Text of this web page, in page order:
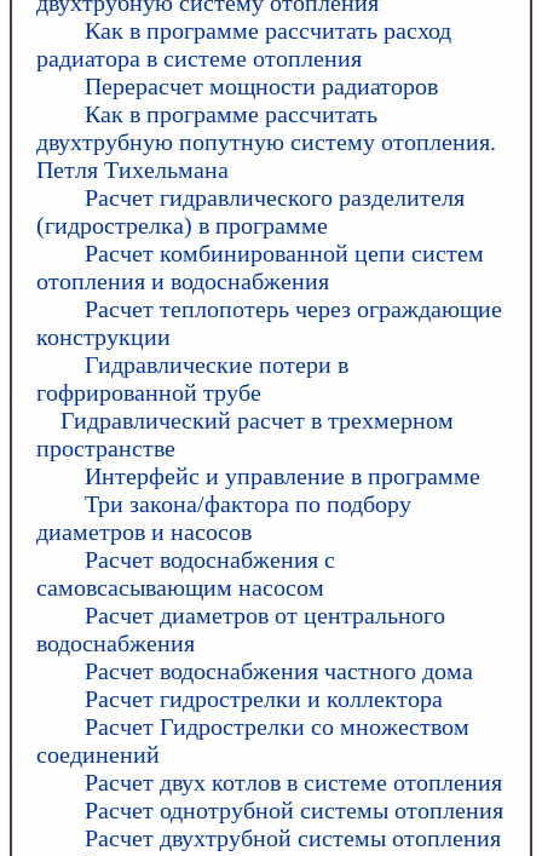
Как в программе рассчитать расход
радиатора в системе отопления
Перерасчет мощности радиаторов
Как в программе рассчитать
двухтрубную попутную систему отопления.
Петля Тихельмана
Расчет гидравлического разделителя
(гидрострелка) в программе
Расчет комбинированной цепи систем
отопления и водоснабжения
Расчет теплопотерь через ограждающие
конструкции
Гидравлические потери в
гофрированной трубе
Гидравлический расчет в трехмерном
пространстве
Интерфейс и управление в программе
Три закона/фактора по подбору
диаметров и насосов
Расчет водоснабжения с
самовсасывающим насосом
Расчет диаметров от центрального
водоснабжения
Расчет водоснабжения частного дома
Расчет гидрострелки и коллектора
Расчет Гидрострелки со множеством
соединений
Расчет двух котлов в системе отопления
Расчет однотрубной системы отопления
Расчет двухтрубной системы отопления